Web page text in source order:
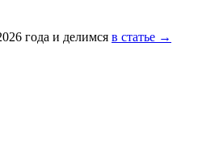
года и делимся в статье →